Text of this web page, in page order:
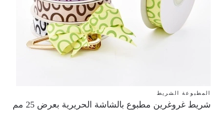
المطبوعة الشريط
شريط غروغرين مطبوع بالشاشة الحريرية بعرض 25 مم